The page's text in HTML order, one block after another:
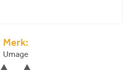
Merk:
Umage